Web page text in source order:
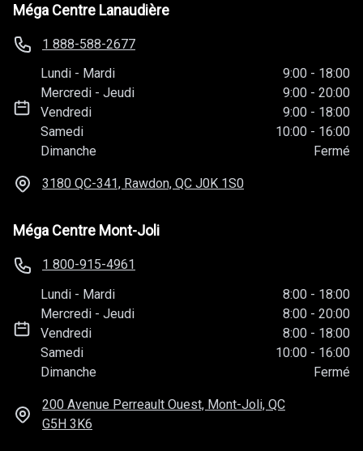
Méga Centre Lanaudière
1 888-588-2677
Lundi - Mardi 9:00 - 18:00
Mercredi -Jeudi 9:00 - 20:00
Vendredi
9:00 - 18:00
Samedi
10:00 - 16:00
Dimanche
Fermé
3180 QC-341, Rawdon, QC J0K 1S0
Méga Centre Mont-Joli
1 800-915-4961
Lundi - Mardi 8:00 - 18:00
Mercredi -Jeudi 8:00 - 20:00
Vendredi
8:00 - 18:00
Samedi
10:00 - 16:00
Dimanche
Fermé
200 Avenue Perreault Ouest, Mont-Joli, QC
G5H 3K6